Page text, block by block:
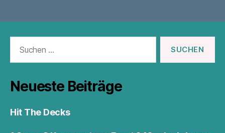
nach:
Neueste Beiträge
Hit The Decks